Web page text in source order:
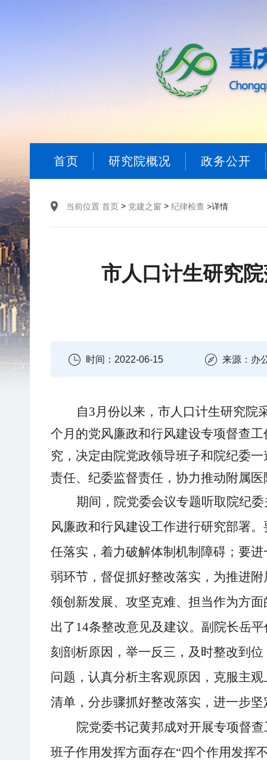
首页 研究院概况 政务公开
当前位置 首页 > 党建之窗 > 纪律检查 >详情
市人口计生研究
时间：2022-06-15 来源：办
自3月份以来，市人口计生研究院
个月的党风廉政和行风建设专项督查
究，决定由院党政领导班子和院纪委
责任、纪委监督责任，协力推动附属
期间， 院党委会议专题听取院纪
风廉政和行风建设工作进行研究部署。
任落实，着力破解体制机制障碍； 要进
弱环节，督促抓好整改落实，为推进
领创新发展、攻坚克难、担当作为方
出了 14条整改意见及建议。 副院长岳平
刻剖析原因 ， 举一反三，及时整改到位
问题， 认真分析主客观原因，克服主观
清单，分步骤抓好整改落实 ，进一步
院党委书记黄邦成对开展专项督查
班子作用发挥方面存在“四个作用发挥